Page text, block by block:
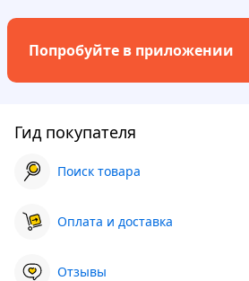
Попробуйте в приложении
Гид покупателя
Поиск товара
Оплата и доставка
Отзывы